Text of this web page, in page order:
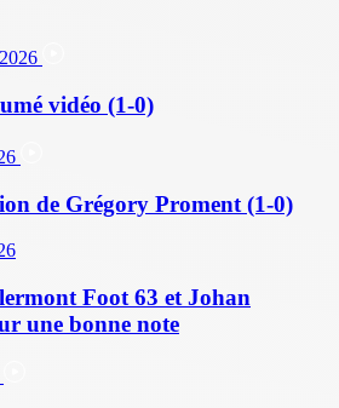
vidéo (1-0)
de Grégory Proment (1-0)
Foot 63 et Johan
une bonne note